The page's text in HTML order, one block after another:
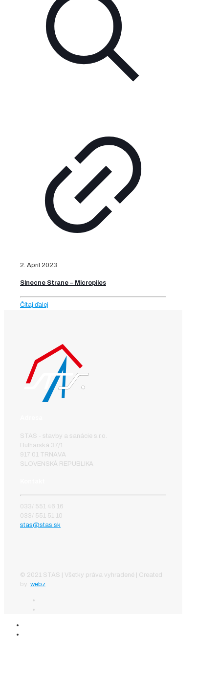
2. April 2023
Slnecne Strane – Micropiles
Čítaj ďalej
STAS - stavby a sanácie s.r.o.
Bulharská 37/1
917 01 TRNAVA
SLOVENSKÁ REPUBLIKA
033/ 551 46 16
033/ 551 51 10
stas@stas.sk
© 2021 STAS | Všetky práva vyhradené | Created
by: webz